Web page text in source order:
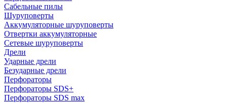
Сабельные пилы
Шуруповерты
Аккумуляторные шуруповерты
Отвертки аккумуляторные
Сетевые шуруповерты
Дрели
Ударные дрели
Безударные дрели
Перфораторы
Перфораторы SDS+
Перфораторы SDS max